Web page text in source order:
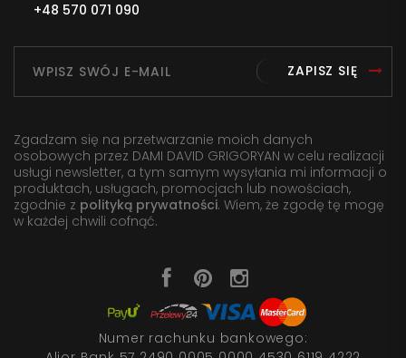
+48 570 071 090
ZAPISZ SIĘ
Zgadzam się na przetwarzanie moich danych
osobowych przez DAMI DAVID GRIGORYAN w celu realizacji
usługi newsletter, a tym samym wysyłania mi informacji o
produktach, usługach, promocjach lub nowościach,
zgodnie z polityką prywatności. Wiem, że zgodę tę mogę
w każdej chwili cofnąć.
Numer rachunku bankowego: